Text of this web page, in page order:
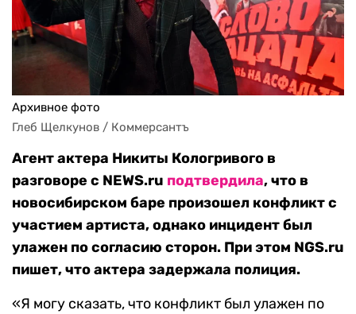
Архивное фото
Глеб Щелкунов / Коммерсантъ
Агент актера Никиты Кологривого в
разговоре с NEWS.ru подтвердила, что в
новосибирском баре произошел конфликт с
участием артиста, однако инцидент был
улажен по согласию сторон. При этом NGS.ru
пишет, что актера задержала полиция.
«Я могу сказать, что конфликт был улажен по